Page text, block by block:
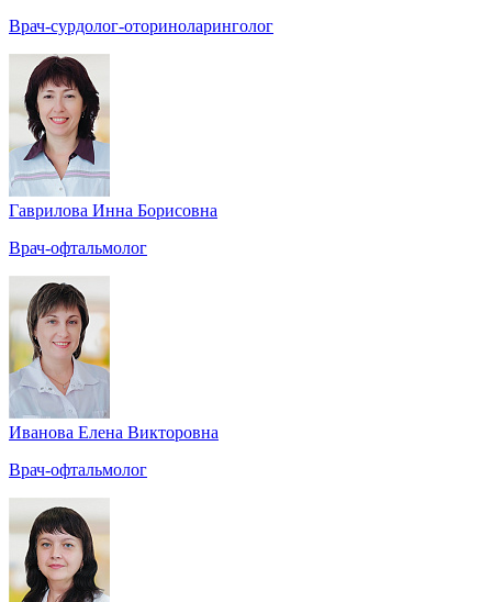
Врач-сурдолог-оториноларинголог
Гаврилова Инна Борисовна
Врач-офтальмолог
Иванова Елена Викторовна
Врач-офтальмолог